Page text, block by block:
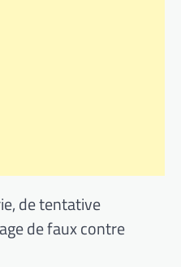
de tentative
de faux contre